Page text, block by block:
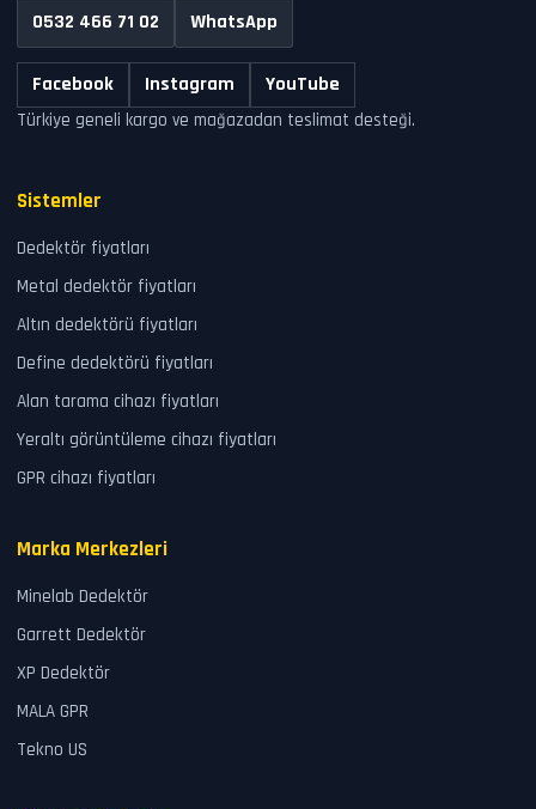
0532 466 71 02 WhatsApp
Facebook Instagram YouTube
Türkiye geneli kargo ve mağazadan teslimat desteği.
Sistemler
Dedektör fiyatları
Metal dedektör fiyatları
Altın dedektörü fiyatları
Define dedektörü fiyatları
Alan tarama cihazı fiyatları
Yeraltı görüntüleme cihazı fiyatları
GPR cihazı fiyatları
Marka Merkezleri
Minelab Dedektör
Garrett Dedektör
XP Dedektör
MALA GPR
Tekno US